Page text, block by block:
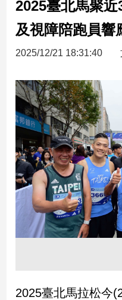
台
財
新
產
經/
股
市
房
地
產
品
2025臺北馬聚
及視障陪跑員
2025/12/21 18:31:40
2025臺北馬拉松今